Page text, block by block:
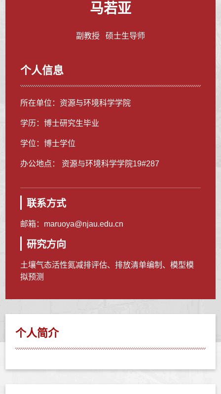
马若亚
副教授 硕士生导师
个人信息
所在单位：资源与环境科学学院
学历：博士研究生毕业
学位：博士学位
办公地点： 资源与环境科学学院19#287
联系方式
邮箱： maruoya@njau.edu.cn
研究方向
土壤气态活性氮减排评估、排放清单编制、模型模
拟预测
个人简介